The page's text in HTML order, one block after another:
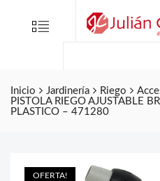
Menu
Inicio Jardinería Riego
PISTOLA RIEGO AJUSTABLE
PLASTICO – 471280
OFERTA!
Folletos
Contacto